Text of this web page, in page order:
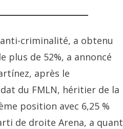
criminalité, a obtenu
plus de 52%, a annoncé
après le
du FMLN, héritier de la
position avec 6,25 %
de droite Arena, a quant